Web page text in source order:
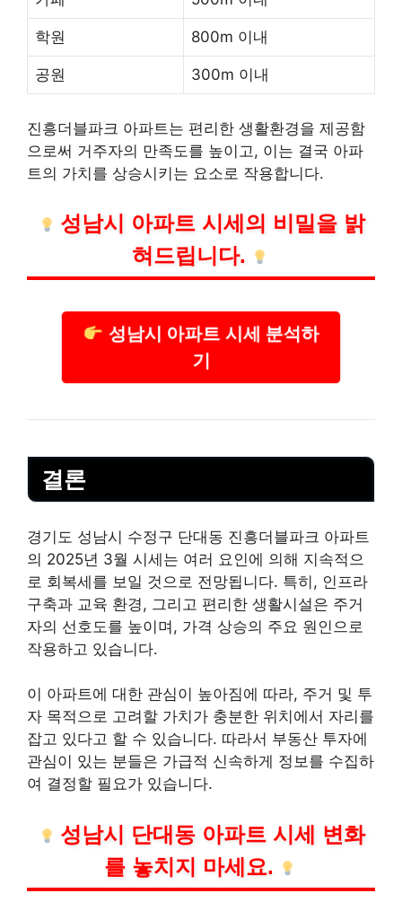
학원 800m 이내
공원 300m 이내
진흥더블파크 아파트는 편리한 생활환경을 제공함
으로써 거주자의 만족도를 높이고, 이는 결국 아파
트의 가치를 상승시키는 요소로 작용합니다.
성남시 아파트 시세의 비밀을 밝
혀드립니다.
성남시 아파트 시세 분석하
기
결론
경기도 성남시 수정구 단대동 진흥더블파크 아파트
의 2025년 3월 시세는 여러 요인에 의해 지속적으
로 회복세를 보일 것으로 전망됩니다. 특히, 인프라
구축과 교육 환경, 그리고 편리한 생활시설은 주거
자의 선호도를 높이며, 가격 상승의 주요 원인으로
작용하고 있습니다.
이 아파트에 대한 관심이 높아짐에 따라, 주거 및 투
자 목적으로 고려할 가치가 충분한 위치에서 자리를
잡고 있다고 할 수 있습니다. 따라서 부동산 투자에
관심이 있는 분들은 가급적 신속하게 정보를 수집하
여 결정할 필요가 있습니다.
성남시 단대동 아파트 시세 변화
를 놓치지 마세요.